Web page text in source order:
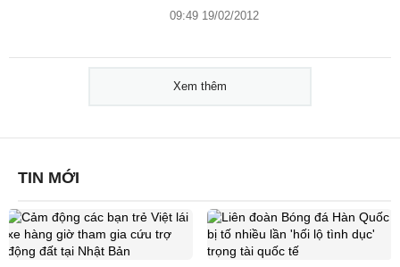
09:49 19/02/2012
Xem thêm
TIN MỚI